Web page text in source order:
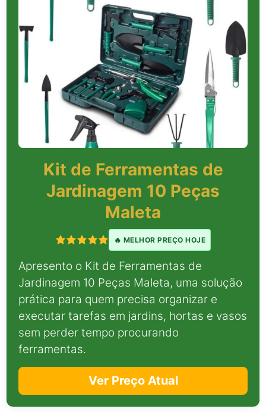
Kit de Ferramentas de
Jardinagem 10 Peças
Maleta
🔥 MELHOR PREÇO HOJE
Apresento o Kit de Ferramentas de
Jardinagem 10 Peças Maleta, uma solução
prática para quem precisa organizar e
executar tarefas em jardins, hortas e vasos
sem perder tempo procurando
ferramentas.
Ver Preço Atual